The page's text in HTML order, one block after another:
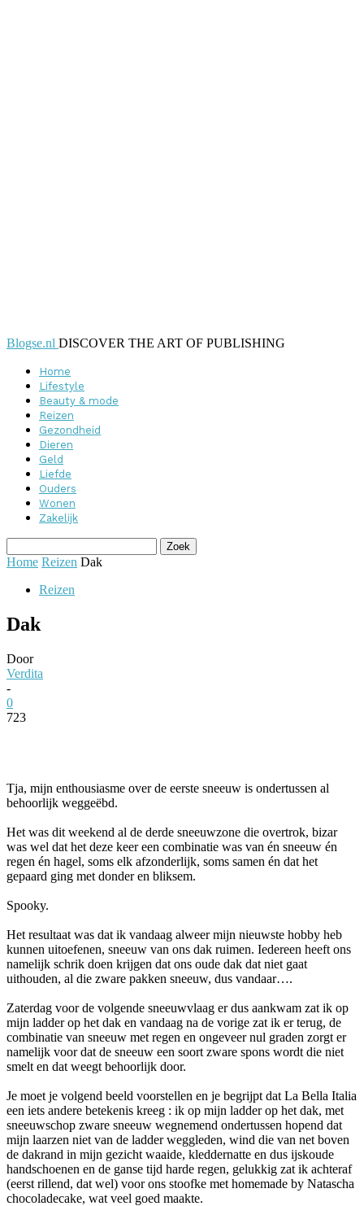
Blogse.nl DISCOVER THE ART OF PUBLISHING
Home
Lifestyle
Beauty & mode
Reizen
Gezondheid
Dieren
Geld
Liefde
Ouders
Wonen
Zakelijk
Home Reizen Dak
Reizen
Dak
Door
Verdita
-
0
723
Tja, mijn enthousiasme over de eerste sneeuw is ondertussen al
behoorlijk weggeëbd.
Het was dit weekend al de derde sneeuwzone die overtrok, bizar
was wel dat het deze keer een combinatie was van én sneeuw én
regen én hagel, soms elk afzonderlijk, soms samen én dat het
gepaard ging met donder en bliksem.
Spooky.
Het resultaat was dat ik vandaag alweer mijn nieuwste hobby heb
kunnen uitoefenen, sneeuw van ons dak ruimen. Iedereen heeft ons
namelijk schrik doen krijgen dat ons oude dak dat niet gaat
uithouden, al die zware pakken sneeuw, dus vandaar….
Zaterdag voor de volgende sneeuwvlaag er dus aankwam zat ik op
mijn ladder op het dak en vandaag na de vorige zat ik er terug, de
combinatie van sneeuw met regen en ongeveer nul graden zorgt er
namelijk voor dat de sneeuw een soort zware spons wordt die niet
smelt en dat weegt behoorlijk door.
Je moet je volgend beeld voorstellen en je begrijpt dat La Bella Italia
een iets andere betekenis kreeg : ik op mijn ladder op het dak, met
sneeuwschop zware sneeuw wegnemend ondertussen hopend dat
mijn laarzen niet van de ladder weggleden, wind die van net boven
de dakrand in mijn gezicht waaide, kleddernatte en dus ijskoude
handschoenen en de ganse tijd harde regen, gelukkig zat ik achteraf
(eerst rillend, dat wel) voor ons stoofke met homemade by Natascha
chocoladecake, wat veel goed maakte.